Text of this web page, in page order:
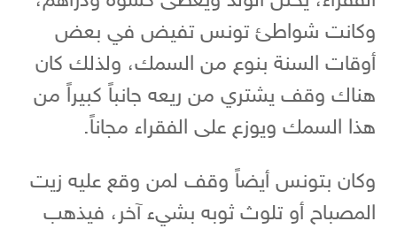
وكانت شواطئ تونس تفيض في بعض
أوقات السنة بنوع من السمك، ولذلك كان
هناك وقف يشتري من ريعه جانباً كبيراً من
هذا السمك ويوزع على الفقراء مجاناً.
وكان بتونس أيضاً وقف لمن وقع عليه زيت
المصباح أو تلوث ثوبه بشيء آخر، فيذهب